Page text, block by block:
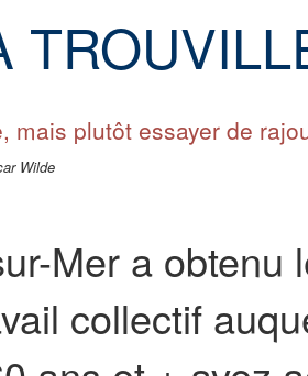
plutôt essayer de
Wilde
Mer a obtenu
collectif